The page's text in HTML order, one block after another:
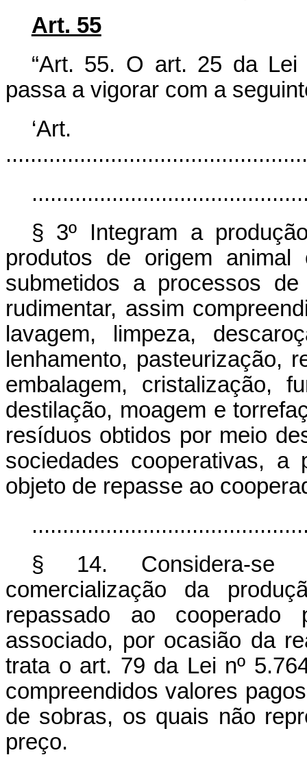
Art. 55
“Art. 55. O art. 25 da
passa a vigorar com a
§ 3º Integram a
produtos de origem
submetidos a processos de
rudimentar, assim
lavagem, limpeza,
lenhamento, pasteurização,
embalagem, cristalização,
destilação, moagem e
resíduos obtidos por meio
sociedades cooperativas,
objeto de repasse ao
§ 14. Considera-se
comercialização da
repassado ao
associado, por ocasião da
trata o art. 79 da Lei nº
compreendidos valores
de sobras, os quais não
preço.